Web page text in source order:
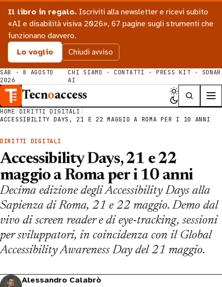
Il libro in regalo. Iscriviti alla newsletter e ricevi subito
«AI e disabilità visiva 2026», 67 pagine sugli strumenti che
funzionano davvero.
Lo voglio
Chiudi avviso
SAB · 8 AGOSTO
2026
CHI SIAMO · CONTATTI · PRESS KIT · SONAR
AI
Tecnoaccess
HOME/DIRITTI DIGITALI/
ACCESSIBILITY DAYS, 21 E 22 MAGGIO A ROMA PER I 10 ANNI
DIRITTI DIGITALI
Accessibility Days, 21 e 22
maggio a Roma per i 10 anni
Decima edizione degli Accessibility Days alla
Sapienza di Roma, 21 e 22 maggio. Demo dal
vivo di screen reader e di eye-tracking, sessioni
per sviluppatori, in coincidenza con il Global
Accessibility Awareness Day del 21 maggio.
Alessandro Calabrò